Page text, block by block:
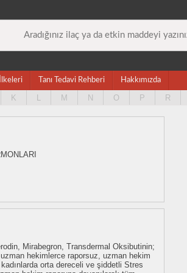
Tanı Tedavi Rehberi Hakkımızda
K L M N O P R
Mirabegron, Transdermal Oksibutinin;
hekimlerce raporsuz, uzman hekim
orta dereceli ve şiddetli Stres